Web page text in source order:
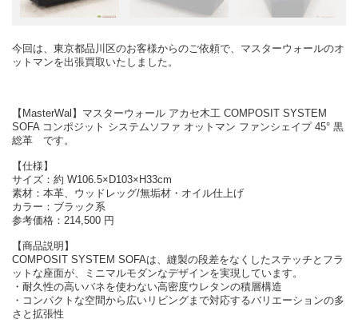
今回は、東京都品川区のお客様からのご依頼で、マスターウォールのオ
ットマンを出張買取いたしました。
【MasterWal】マスターウォール アカセ木工 COMPOSIT SYSTEM
SOFA コンポジット システムソファ オットマン ファンシェイプ 45° 黒
総革 です。
【仕様】
サイズ：約 W106.5×D103×H33cm
素材：本革、ウッドレッグ/無垢材・オイル仕上げ
カラー：ブラック系
参考価格：214,500 円
【商品説明】
COMPOSIT SYSTEM SOFAは、縫製の段差をなくしたステッチとフラ
ットな座面が、ミニマルモダンなデザインを実現しています。
・耐久性の高いバネを使わない高密度ウレタンの積層構造
・コンパクトな空間から広いリビングまで対応するバリエーションの多
さと拡張性